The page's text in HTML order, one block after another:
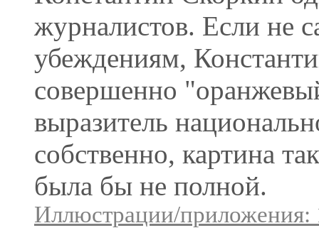
журналистов. Если не
убеждениям,
совершенно
выразитель
собственно, картина
была бы не полной.
Иллюстрации/приложения: